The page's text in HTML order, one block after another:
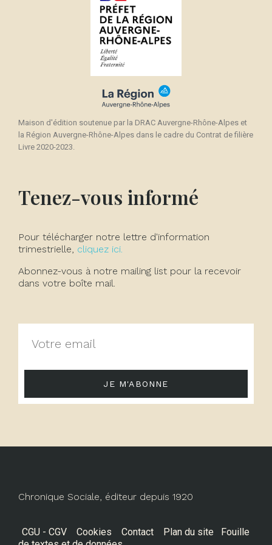
Maison d'édition soutenue par la DRAC Auvergne-Rhône-Alpes et
la Région Auvergne-Rhône-Alpes dans le cadre du Contrat de filière
Livre 2020-2023.
Tenez-vous informé
Pour télécharger notre lettre d'information
trimestrielle, cliquez ici.
Abonnez-vous à notre mailing list pour la recevoir
dans votre boîte mail.
JE M'ABONNE
Chronique Sociale, éditeur depuis 1920
CGU - CGV Cookies Contact Plan du site
Fouille